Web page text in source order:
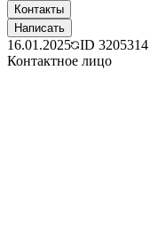
Контакты
Написать
16.01.2025 ID 3205314
Контактное лицо